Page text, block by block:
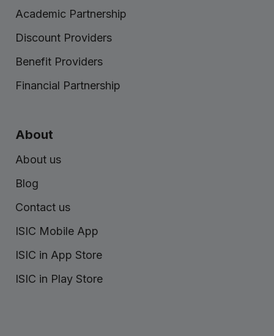
Academic Partnership
Discount Providers
Benefit Providers
Financial Partnership
About
About us
Blog
Contact us
ISIC Mobile App
ISIC in App Store
ISIC in Play Store